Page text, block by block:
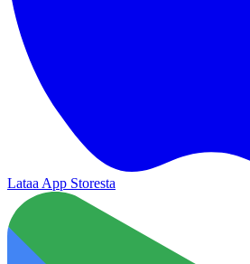
Lataa App Storesta